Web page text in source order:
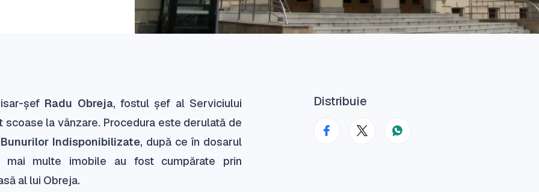
șef Radu Obreja, fostul șef al Serviciului
la vânzare. Procedura este derulată de
Indisponibilizate, după ce în dosarul
multe imobile au fost cumpărate prin
al lui Obreja.
Distribuie